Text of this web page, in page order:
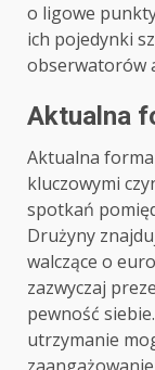
o ligowe
ich pojedynki
obserwatorów
Aktualna
Aktualna
kluczowymi
spotkań
Drużyny
walczące o
zazwyczaj
pewność
utrzymanie